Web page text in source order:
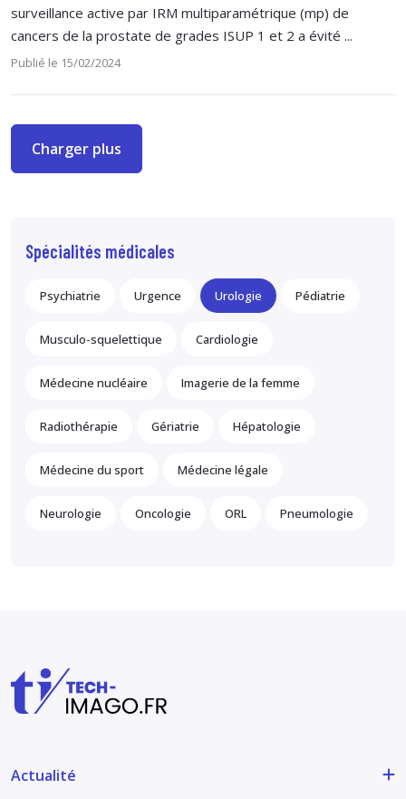
surveillance active par IRM multiparamétrique (mp) de
cancers de la prostate de grades ISUP 1 et 2 a évité ...
Publié le 15/02/2024
Charger plus
Spécialités médicales
Psychiatrie Urgence Urologie Pédiatrie
Musculo-squelettique Cardiologie
Médecine nucléaire Imagerie de la femme
Radiothérapie Gériatrie Hépatologie
Médecine du sport Médecine légale
Neurologie Oncologie ORL Pneumologie
Actualité